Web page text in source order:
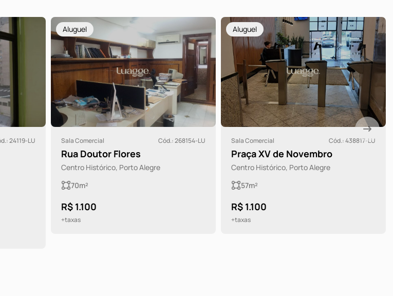
24119-LU
Aluguel
Sala Comercial Cód.: 268154-LU
Rua Doutor Flores
Centro Histórico, Porto Alegre
70m²
R$ 1.100
+taxas
Aluguel
Sala Comercial Cód.: 438817-LU
Praça XV de Novembro
Centro Histórico, Porto Alegre
57m²
R$ 1.100
+taxas